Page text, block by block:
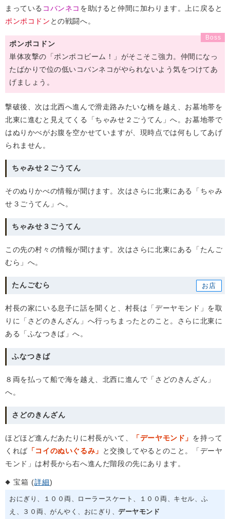
まっている コバンネコ を助けると仲間に加わります。上に戻ると
ポンポコドン との戦闘へ。
ポンポコドン
単体攻撃の「ポンポコビーム！」がそこそこ強力。仲間になっ
たばかりで位の低いコバンネコがやられないよう気をつけてあ
げましょう。
撃破後、次は北西へ進んで滑走路みたいな橋を越え、お墓地帯を
北東に進むと見えてくる「ちゃみせ２ごうてん」へ。お墓地帯で
はぬりかべがお腹を空かせていますが、現時点では何もしてあげ
られません。
ちゃみせ２ごうてん
そのぬりかべの情報が聞けます。次はさらに北東にある「ちゃみ
せ３ごうてん」へ。
ちゃみせ３ごうてん
この先の村々の情報が聞けます。次はさらに北東にある「たんご
むら」へ。
たんごむら
村長の家にいる息子に話を聞くと、村長は「デーヤモンド」を取
りに「さどのきんざん」へ行っちまったとのこと。さらに北東に
ある「ふなつきば」へ。
ふなつきば
８両を払って船で海を越え、北西に進んで「さどのきんざん」
へ。
さどのきんざん
ほどほど進んだあたりに村長がいて、 「デーヤモンド」 を持って
くれば 「コイのぬいぐるみ」
と交換してやるとのこと。「デーヤ
モンド」は村長から右へ進んだ階段の先にあります。
宝箱 (詳細)
おにぎり １００両 ローラースケート １００両 キセル
ふ
え
３０両 がんやく おにぎり デーヤモンド